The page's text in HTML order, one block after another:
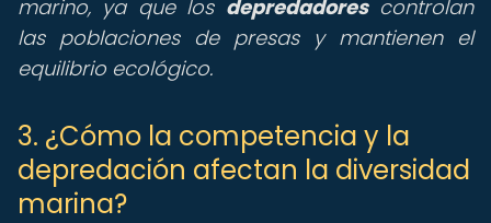
marino, ya que los depredadorescontrolan
las poblaciones de presas y mantienen el
equilibrio ecológico.
3. ¿Cómo la competencia y la
depredación afectan la diversidad
marina?